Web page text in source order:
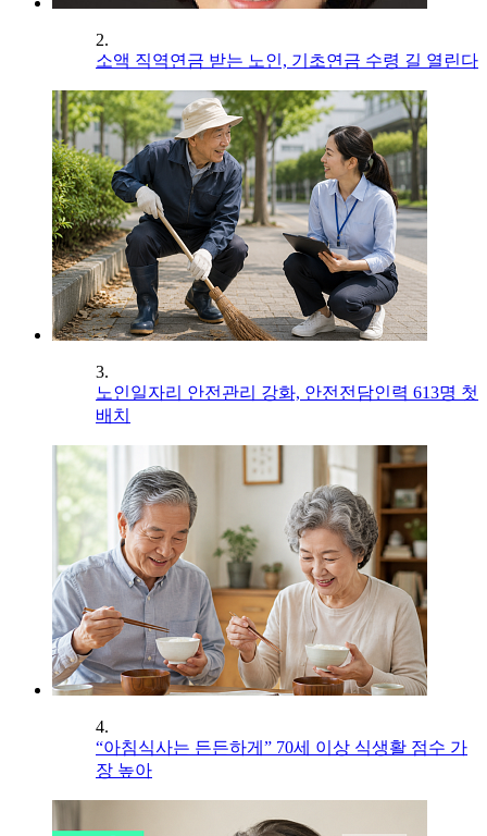
2.
소액 직역연금 받는 노인, 기초연금 수령 길 열린다
3.
노인일자리 안전관리 강화, 안전전담인력 613명 첫
배치
4.
“아침식사는 든든하게” 70세 이상 식생활 점수 가
장 높아